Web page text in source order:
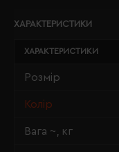
ХАРАКТЕРИСТИКИ
ХАРАКТЕРИСТИКИ
Розмір
Колір
Вага ~, кг